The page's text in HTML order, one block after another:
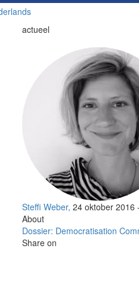
actueel
Steffi Weber, 24 oktober 2016
About
Dossier: Democratisation
Share on